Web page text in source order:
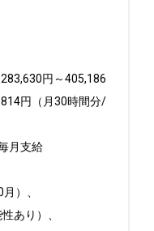
円～405,186
円（月30時間分/
月支給
）、
あり）、